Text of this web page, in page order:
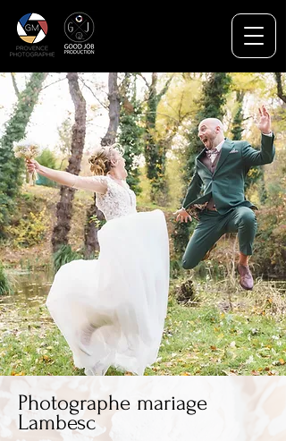
Photographe mariage
Lambesc